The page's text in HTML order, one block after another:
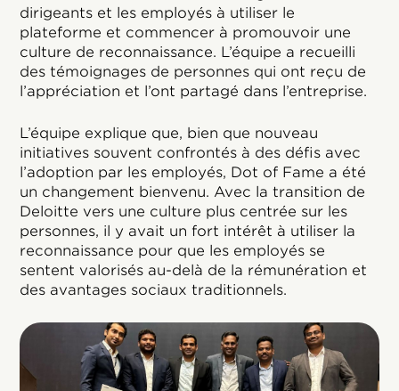
dirigeants et les employés à utiliser le
plateforme et commencer à promouvoir une
culture de reconnaissance. L’équipe a recueilli
des témoignages de personnes qui ont reçu de
l’appréciation et l’ont partagé dans l’entreprise.
L’équipe explique que, bien que nouveau
initiatives souvent confrontés à des défis avec
l’adoption par les employés, Dot of Fame a été
un changement bienvenu. Avec la transition de
Deloitte vers une culture plus centrée sur les
personnes, il y avait un fort intérêt à utiliser la
reconnaissance pour que les employés se
sentent valorisés au-delà de la rémunération et
des avantages sociaux traditionnels.